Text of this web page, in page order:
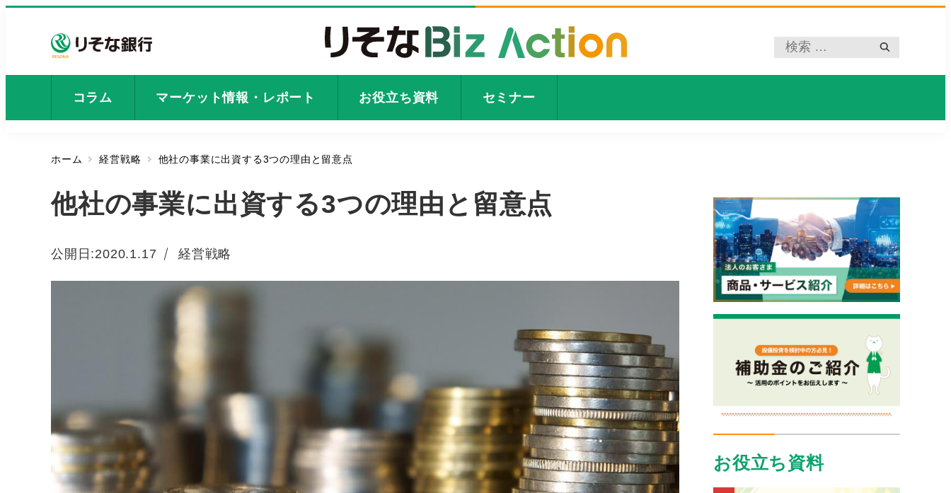
コ
プ
ホ
コラム マーケット情報・レポート お役立ち資料 セミナー
ホーム 経営戦略 他社の事業に出資する3つの理由と留意点
他社の事業に出資する3つの理由と留意点
公開日:
投稿日
2020.1.17 カテゴリー
経営戦略
お役立ち資料